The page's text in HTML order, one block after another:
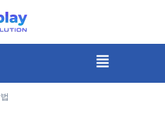
메
뉴